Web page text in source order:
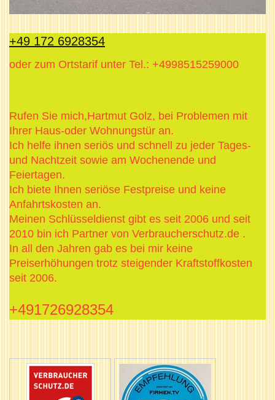
+49 172 6928354
oder zum Ortstarif unter Tel.: +4998515259000
Rufen Sie mich,Hartmut Golz, bei Problemen mit
Ihrer Haus-oder Wohnungstür an.
Ich helfe ihnen seriös und schnell zu jeder Tages-
und Nachtzeit sowie am Wochenende und
Feiertagen.
Ich biete Ihnen seriöse Festpreise und keine
Anfahrtskosten an.
Meinen Schlüsseldienst gibt es seit 2006 und seit
2010 bin ich Partner von Verbraucherschutz.de .
In all den Jahren gab es bei mir keine
Preiserhöhungen trotz steigender Kraftstoffkosten
seit 2006.
+491726928354